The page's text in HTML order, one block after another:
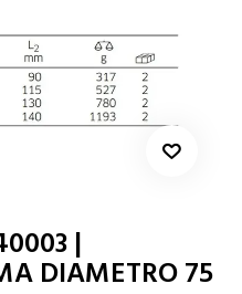
|
DIAMETRO 75